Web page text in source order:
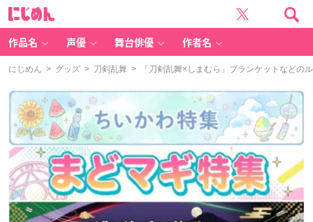
作品名 声優 舞台俳優 作者名
にじめん > グッズ > 刀剣乱舞 > 「刀剣乱舞×しまむら」ブランケットなどの